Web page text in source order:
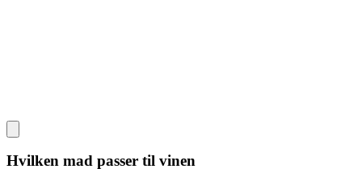
Hvilken mad passer til vinen